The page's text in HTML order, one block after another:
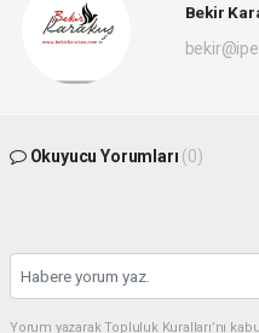
Bekir
Okuyucu Yorumları (0)
Yorum yazarak Topluluk Kuralları’nı